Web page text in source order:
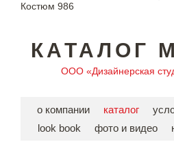
Костюм 986
КАТАЛОГ
ООО «Дизайнерская
о компании каталог
look book
фото и видео